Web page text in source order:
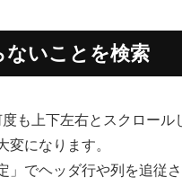
ないことを検索
も上下左右とスクロー
変になります。
でヘッダ行や列を追従